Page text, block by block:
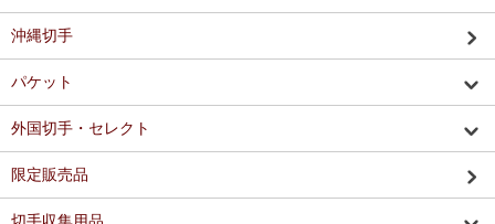
沖縄切手
パケット
外国切手・セレクト
限定販売品